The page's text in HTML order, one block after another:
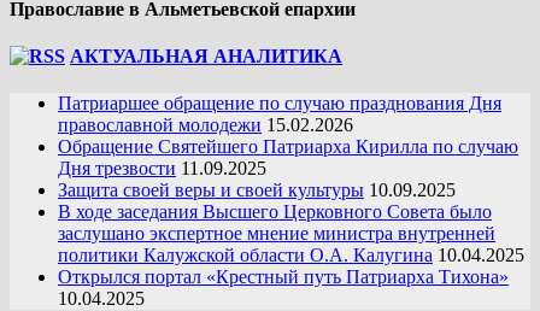
Православие в Альметьевской епархии
АКТУАЛЬНАЯ АНАЛИТИКА
Патриаршее обращение по случаю празднования Дня
православной молодежи 15.02.2026
Обращение Святейшего Патриарха Кирилла по случаю
Дня трезвости 11.09.2025
Защита своей веры и своей культуры 10.09.2025
В ходе заседания Высшего Церковного Совета было
заслушано экспертное мнение министра внутренней
политики Калужской области О.А. Калугина 10.04.2025
Открылся портал «Крестный путь Патриарха Тихона»
10.04.2025